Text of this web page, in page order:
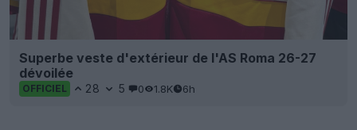
Superbe veste d'extérieur de l'AS Roma 26-27
dévoilée
OFFICIEL 28 5 0 1.8K 6h